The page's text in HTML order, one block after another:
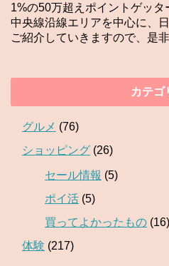
1%の50万超えポイントゲッ
中央線沿線エリアを中心に、
ご紹介していきますので、是
カテゴ
グルメ (76)
ショッピング (26)
セール情報 (5)
ポイ活 (5)
買ってよかったもの (16)
体験 (217)